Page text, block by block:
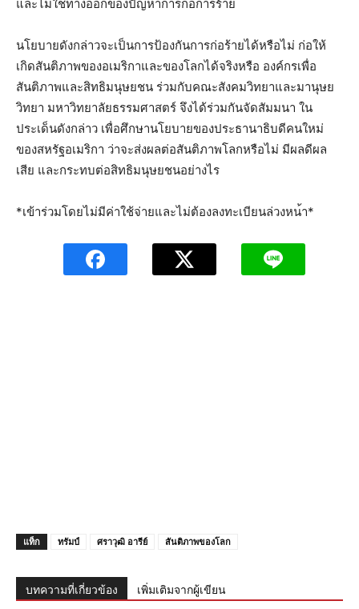
และไม่ใช่ทางออกของปัญหาการก่อการร้าย
นโยบายดังกล่าวจะเป็นการป้องกันการก่อร้ายได้หรือไม่ ก่อให้
เกิดสันติภาพของอเมริกาและของโลกได้จริงหรือ องค์กรเพื่อ
สันติภาพและสิทธิมนุษยชน ร่วมกับคณะสังคมวิทยาและมานุษย
วิทยา มหาวิทยาลัยธรรมศาสตร์ จึงได้ร่วมกันจัดสัมมนา ใน
ประเด็นดังกล่าว เพื่อศึกษานโยบายของประธานาธิบดีคนใหม่
ของสหรัฐอเมริกา ว่าจะส่งผลต่อสันติภาพโลกหรือไม่ มีผลดีผล
เสีย และกระทบต่อสิทธิมนุษยชนอย่างไร
*เข้าร่วมโดยไม่มีค่าใช้จ่ายและไม่ต้องลงทะเบียนล่วงหน้า*
แท็ก ทรัมป์ ศราวุฒิ อารีย์ สันติภาพของโลก
บทความที่เกี่ยวข้อง เพิ่มเติมจากผู้เขียน